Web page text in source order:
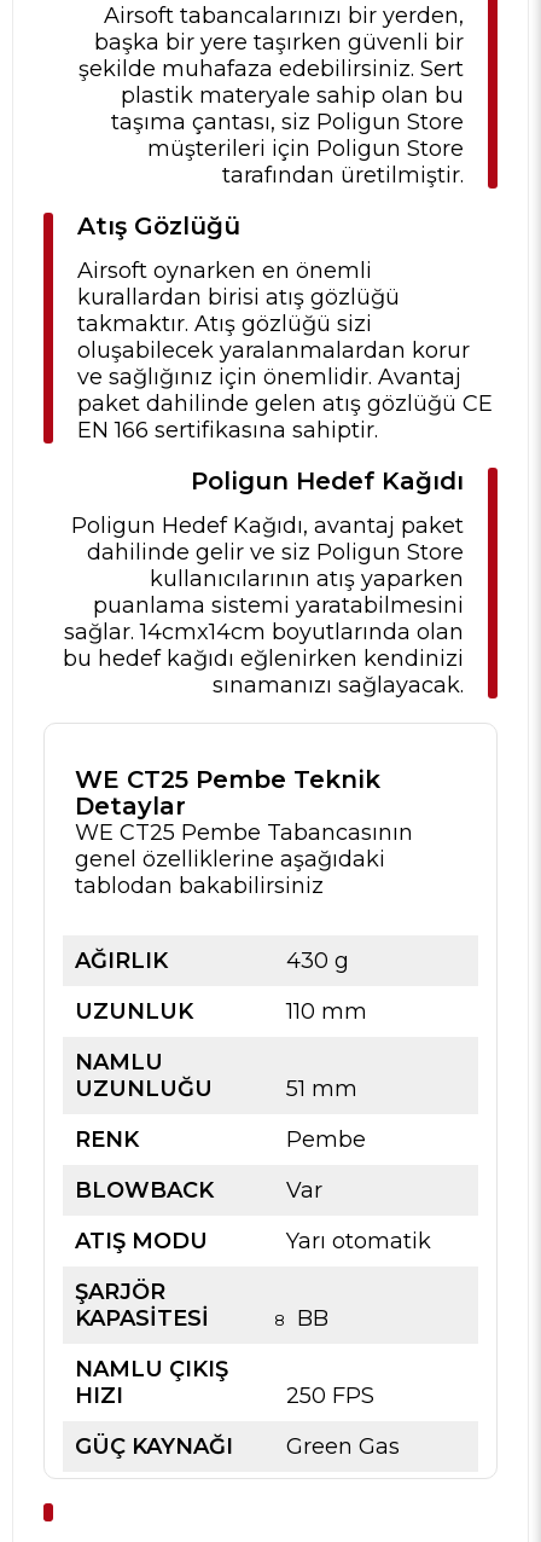
Airsoft tabancalarınızı bir yerden,
başka bir yere taşırken güvenli bir
şekilde muhafaza edebilirsiniz. Sert
plastik materyale sahip olan bu
taşıma çantası, siz Poligun Store
müşterileri için Poligun Store
tarafından üretilmiştir.
Atış Gözlüğü
Airsoft oynarken en önemli
kurallardan birisi atış gözlüğü
takmaktır. Atış gözlüğü sizi
oluşabilecek yaralanmalardan korur
ve sağlığınız için önemlidir. Avantaj
paket dahilinde gelen atış gözlüğü CE
EN 166 sertifikasına sahiptir.
Poligun Hedef Kağıdı
Poligun Hedef Kağıdı, avantaj paket
dahilinde gelir ve siz Poligun Store
kullanıcılarının atış yaparken
puanlama sistemi yaratabilmesini
sağlar. 14cmx14cm boyutlarında olan
bu hedef kağıdı eğlenirken kendinizi
sınamanızı sağlayacak.
WE CT25 Pembe Teknik
Detaylar
WE CT25 Pembe Tabancasının
genel özelliklerine aşağıdaki
tablodan bakabilirsiniz
AĞIRLIK
430 g
UZUNLUK
110 mm
NAMLU
UZUNLUĞU
51 mm
RENK
Pembe
BLOWBACK
Var
ATIŞ MODU
Yarı otomatik
ŞARJÖR
KAPASİTESİ
8
BB
NAMLU ÇIKIŞ
HIZI
250 FPS
GÜÇ KAYNAĞI
Green Gas